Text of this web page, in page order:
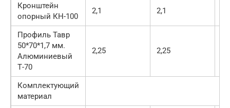
Кронштейн
опорный КН-100
2,1 2,1
Профиль Тавр
50*70*1,7 мм.
Алюминиевый
Т-70
2,25 2,25
Комплектующий
материал